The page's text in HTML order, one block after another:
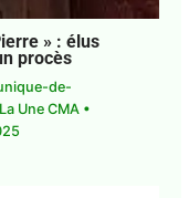
» : élus
procès
de-
La Une CMA •